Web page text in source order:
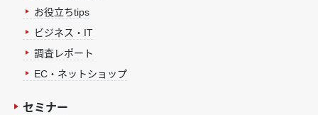
お役立ちtips
ビジネス・IT
調査レポート
EC・ネットショップ
セミナー